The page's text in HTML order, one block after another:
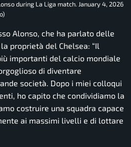
during La Liga match. January 4, 2026
Alonso, che ha parlato delle
proprietà del Chelsea: “Il
importanti del calcio mondiale
di diventare
società. Dopo i miei colloqui
ho capito che condividiamo la
costruire una squadra capace
ai massimi livelli e di lottare